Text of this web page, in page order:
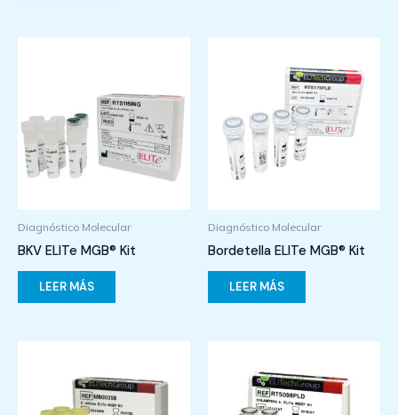
Diagnóstico Molecular
BKV ELITe MGB® Kit
LEER MÁS
Diagnóstico Molecular
Bordetella ELITe MGB® Kit
LEER MÁS